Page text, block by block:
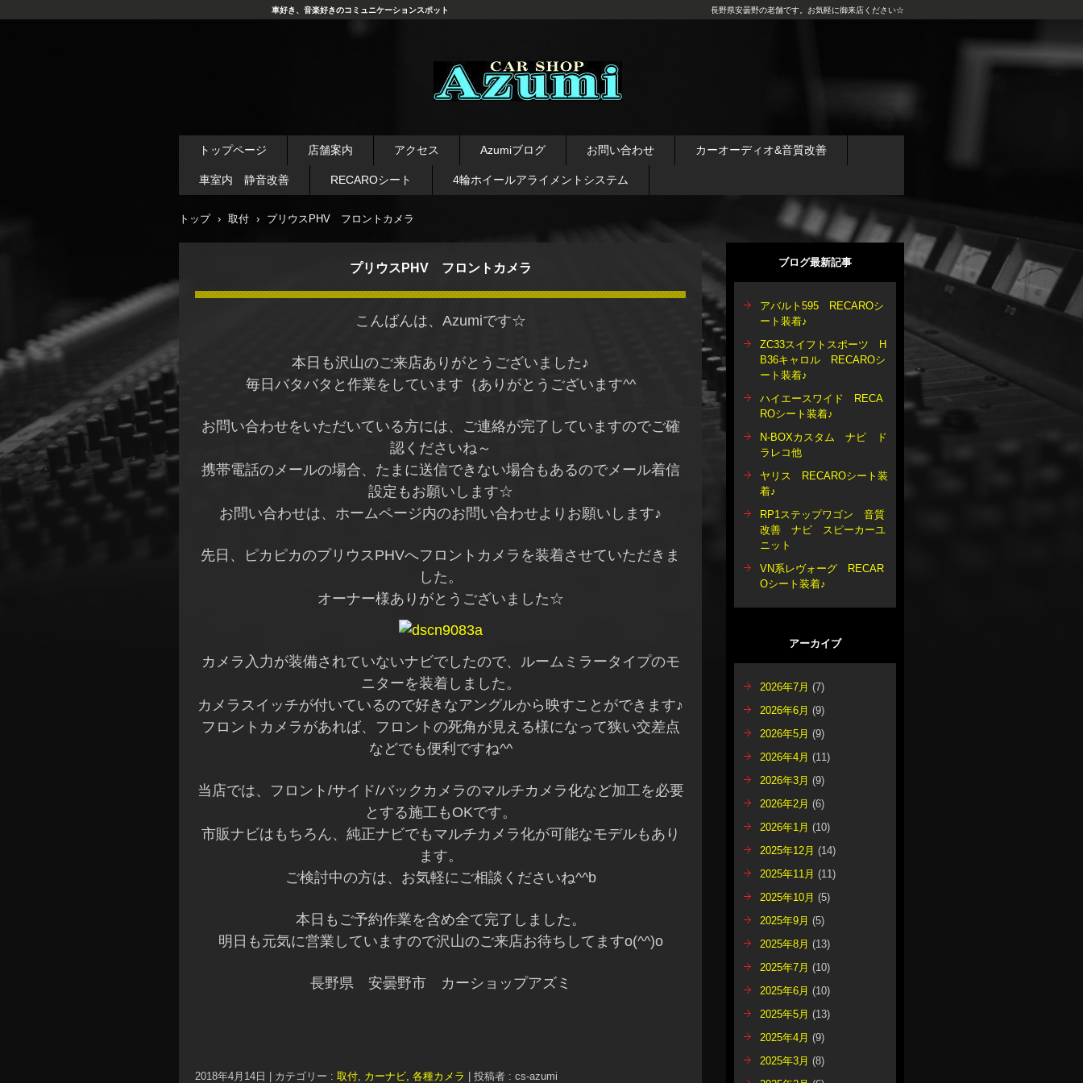
イール デッドニング カーオ
ーディオ レカロシート
車好き、音楽好きのコミュニケーションスポット 長野県安曇野の老舗です。お気軽に御来店ください☆
トップページ 店舗案内 アクセス Azumiブログ お問い合わせ カーオーディオ&音質改善
車室内 静音改善 RECAROシート 4輪ホイールアライメントシステム
トップ › 取付 › プリウスPHV フロントカメラ
プリウスPHV フロントカメラ
こんばんは、Azumiです☆
本日も沢山のご来店ありがとうございました♪
毎日バタバタと作業をしています｛ありがとうございます^^
お問い合わせをいただいている方には、ご連絡が完了していますのでご確
認くださいね～
携帯電話のメールの場合、たまに送信できない場合もあるのでメール着信
設定もお願いします☆
お問い合わせは、ホームページ内のお問い合わせよりお願いします♪
先日、ピカピカのプリウスPHVへフロントカメラを装着させていただきま
した。
オーナー様ありがとうございました☆
カメラ入力が装備されていないナビでしたので、ルームミラータイプのモ
ニターを装着しました。
カメラスイッチが付いているので好きなアングルから映すことができます♪
フロントカメラがあれば、フロントの死角が見える様になって狭い交差点
などでも便利ですね^^
当店では、フロント/サイド/バックカメラのマルチカメラ化など加工を必要
とする施工もOKです。
市販ナビはもちろん、純正ナビでもマルチカメラ化が可能なモデルもあり
ます。
ご検討中の方は、お気軽にご相談くださいね^^b
本日もご予約作業を含め全て完了しました。
明日も元気に営業していますので沢山のご来店お待ちしてますo(^^)o
長野県 安曇野市 カーショップアズミ
2018年4月14日 カテゴリー : 取付, カーナビ, 各種カメラ 投稿者 : cs-azumi
ブログ最新記事
アバルト595 RECAROシ
ート装着♪
ZC33スイフトスポーツ H
B36キャロル RECAROシ
ート装着♪
ハイエースワイド RECA
ROシート装着♪
N-BOXカスタム ナビ ド
ラレコ他
ヤリス RECAROシート装
着♪
RP1ステップワゴン 音質
改善 ナビ スピーカーユ
ニット
VN系レヴォーグ RECAR
Oシート装着♪
アーカイブ
2026年7月 (7)
2026年6月 (9)
2026年5月 (9)
2026年4月 (11)
2026年3月 (9)
2026年2月 (6)
2026年1月 (10)
2025年12月 (14)
2025年11月 (11)
2025年10月 (5)
2025年9月 (5)
2025年8月 (13)
2025年7月 (10)
2025年6月 (10)
2025年5月 (13)
2025年4月 (9)
2025年3月 (8)